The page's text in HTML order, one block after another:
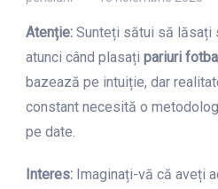
Atenție: Sunteți sătui să lăsați
atunci când plasați pariuri
bazează pe intuiție, dar
constant necesită o
pe date.
Interes: Imaginați-vă că aveți